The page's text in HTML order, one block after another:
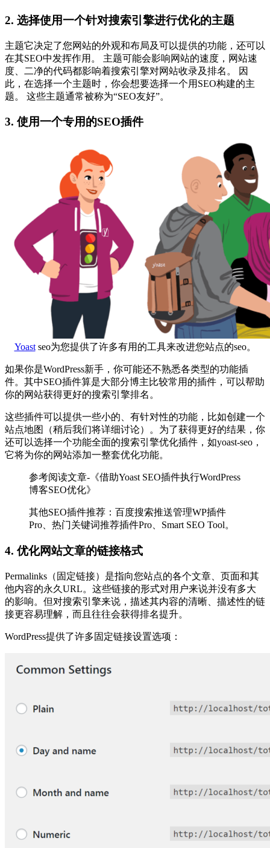
2. 选择使用一个针对搜索引擎进行优化的主题
主题它决定了您网站的外观和布局及可以提供的功能，还可以
在其SEO中发挥作用。 主题可能会影响网站的速度，网站速
度、二净的代码都影响着搜索引擎对网站收录及排名。 因
此，在选择一个主题时，你会想要选择一个用SEO构建的主
题。 这些主题通常被称为“SEO友好”。
3. 使用一个专用的SEO插件
Yoastseo为您提供了许多有用的工具来改进您站点的seo。
如果你是WordPress新手，你可能还不熟悉各类型的功能插
件。其中SEO插件算是大部分博主比较常用的插件，可以帮助
你的网站获得更好的搜索引擎排名。
这些插件可以提供一些小的、有针对性的功能，比如创建一个
站点地图（稍后我们将详细讨论）。为了获得更好的结果，你
还可以选择一个功能全面的搜索引擎优化插件，如yoast-seo，
它将为你的网站添加一整套优化功能。
参考阅读文章-《借助Yoast SEO插件执行WordPress
博客SEO优化》
其他SEO插件推荐：百度搜索推送管理WP插件
Pro、热门关键词推荐插件Pro、Smart SEO Tool。
4. 优化网站文章的链接格式
Permalinks（固定链接）是指向您站点的各个文章、页面和其
他内容的永久URL。这些链接的形式对用户来说并没有多大
的影响。但对搜索引擎来说，描述其内容的清晰、描述性的链
接更容易理解，而且往往会获得排名提升。
WordPress提供了许多固定链接设置选项：